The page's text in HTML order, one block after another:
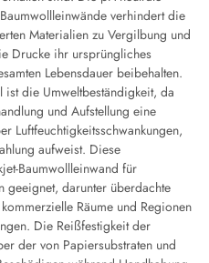
verhindert die
Materialien zu Vergilbung und
Drucke ihr ursprüngliches
Lebensdauer beibehalten.
die Umweltbeständigkeit, da
und Aufstellung eine
Luftfeuchtigkeitsschwankungen,
aufweist. Diese
Baumwollleinwand für
geeignet, darunter überdachte
Räume und Regionen
Die Reißfestigkeit der
der von Papiersubstraten und